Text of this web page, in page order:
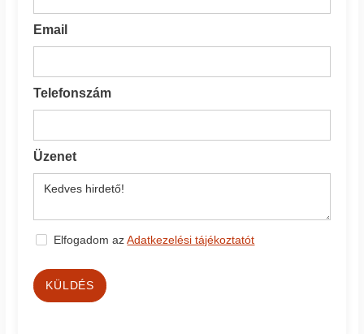
Email
Telefonszám
Üzenet
Elfogadom azAdatkezelési tájékoztatót
KÜLDÉS